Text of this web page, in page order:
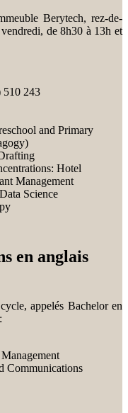
Berytech, rez-de-
de 8h30 à 13h et
510 243
and Primary
Hotel
Management
Science
en anglais
appelés Bachelor en
Communications